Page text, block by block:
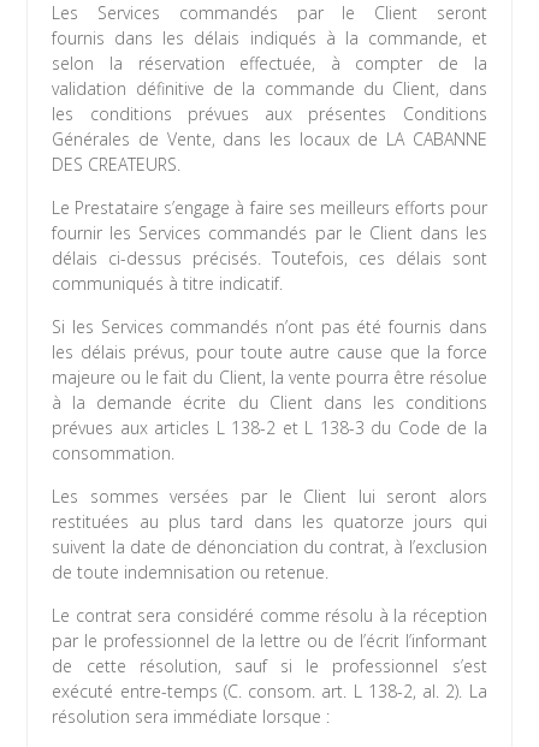
Les Services commandés par le Client seront
fournis dans les délais indiqués à la commande, et
selon la réservation effectuée, à compter de la
validation définitive de la commande du Client, dans
les conditions prévues aux présentes Conditions
Générales de Vente, dans les locaux de LA CABANNE
DES CREATEURS.
Le Prestataire s’engage à faire ses meilleurs efforts pour
fournir les Services commandés par le Client dans les
délais ci-dessus précisés. Toutefois, ces délais sont
communiqués à titre indicatif.
Si les Services commandés n’ont pas été fournis dans
les délais prévus, pour toute autre cause que la force
majeure ou le fait du Client, la vente pourra être résolue
à la demande écrite du Client dans les conditions
prévues aux articles L 138-2 et L 138-3 du Code de la
consommation.
Les sommes versées par le Client lui seront alors
restituées au plus tard dans les quatorze jours qui
suivent la date de dénonciation du contrat, à l’exclusion
de toute indemnisation ou retenue.
Le contrat sera considéré comme résolu à la réception
par le professionnel de la lettre ou de l’écrit l’informant
de cette résolution, sauf si le professionnel s’est
exécuté entre-temps (C. consom. art. L 138-2, al. 2). La
résolution sera immédiate lorsque :